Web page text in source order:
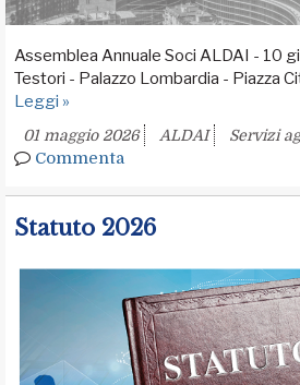
Assemblea Annuale Soci ALDAI - 10
Testori - Palazzo Lombardia - Piazza
Leggi »
01 maggio 2026 ALDAI Servizi
Commenta
Statuto 2026